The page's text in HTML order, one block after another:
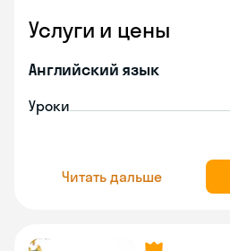
Услуги и цены
Английский язык
Уроки
Читать дальше